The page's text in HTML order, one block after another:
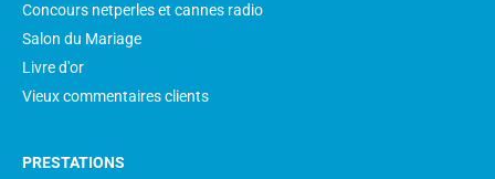
Concours netperles et cannes radio
Salon du Mariage
Livre d'or
Vieux commentaires clients
PRESTATIONS